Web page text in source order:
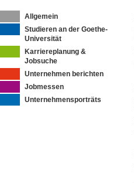
Allgemein
Studieren an der Goethe-
Universität
Karriereplanung &
Jobsuche
Unternehmen berichten
Jobmessen
Unternehmensporträts